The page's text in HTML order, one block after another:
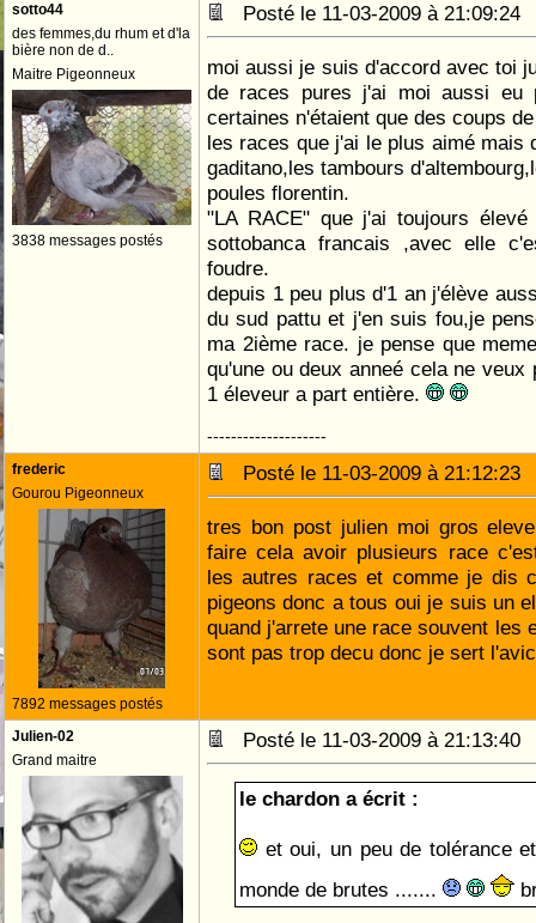
sotto44
des femmes,du rhum et d'la
bière non de d..
Maitre Pigeonneux
3838 messages postés
Posté le 11-03-2009 à
moi aussi je suis d'accord avec toi
de races pures j'ai moi aussi eu
certaines n'étaient que des coups
les races que j'ai le plus aimé mais
gaditano,les tambours
poules florentin.
"LA RACE" que j'ai toujours
sottobanca francais ,avec elle
foudre.
depuis 1 peu plus d'1 an j'élève
du sud pattu et j'en suis fou,je
ma 2ième race. je pense que
qu'une ou deux anneé cela ne
1 éleveur a part entière.
--------------------
frederic
Gourou Pigeonneux
7892 messages postés
Posté le 11-03-2009 à
tres bon post julien moi gros
faire cela avoir plusieurs race
les autres races et comme je dis
pigeons donc a tous oui je suis un
quand j'arrete une race souvent les
sont pas trop decu donc je sert
Julien-02
Grand maitre
Posté le 11-03-2009 à
le chardon a écrit :
et oui, un peu de tolérance
monde de brutes .......